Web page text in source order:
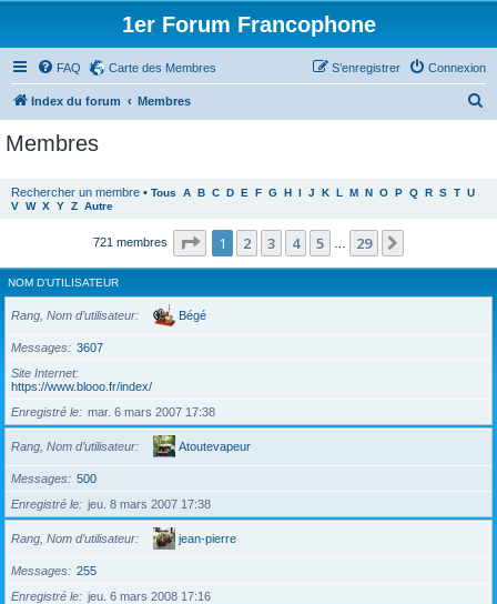
1er Forum Francophone
FAQ Carte des Membres Connexion
S’enregistrer
Index du forum Membres
Membres
Rechercher un membre • Tous A B C D E F G H I J K L M N O P Q R S T U
V W X Y Z Autre
721 membres Page 1sur
1 2 3 4 5 29
NOM D’UTILISATEUR
Rang, Nom d’utilisateur Bégé
Messages
3607
Site Internet
https://www.blooo.fr/index/
Enregistré le
mar. 6 mars 2007 17:38
Rang, Nom d’utilisateur Atoutevapeur
Messages
500
Enregistré le
jeu. 8 mars 2007 17:38
Rang, Nom d’utilisateur jean-pierre
Messages
255
Enregistré le
jeu. 6 mars 2008 17:16